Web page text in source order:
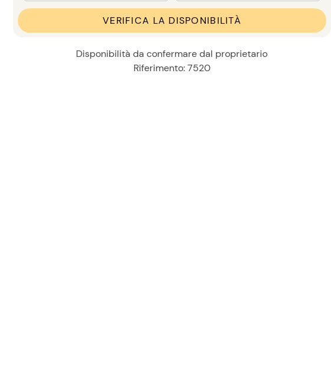
VERIFICA LA DISPONIBILITÀ
Disponibilità da confermare dal proprietario
Riferimento: 7520